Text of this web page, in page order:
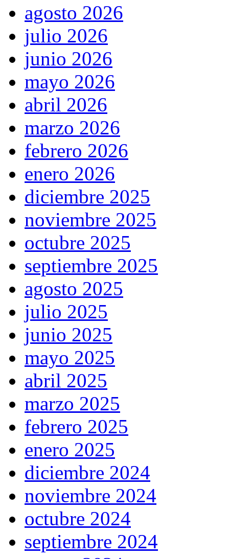
agosto 2026
julio 2026
junio 2026
mayo 2026
abril 2026
marzo 2026
febrero 2026
enero 2026
diciembre 2025
noviembre 2025
octubre 2025
septiembre 2025
agosto 2025
julio 2025
junio 2025
mayo 2025
abril 2025
marzo 2025
febrero 2025
enero 2025
diciembre 2024
noviembre 2024
octubre 2024
septiembre 2024